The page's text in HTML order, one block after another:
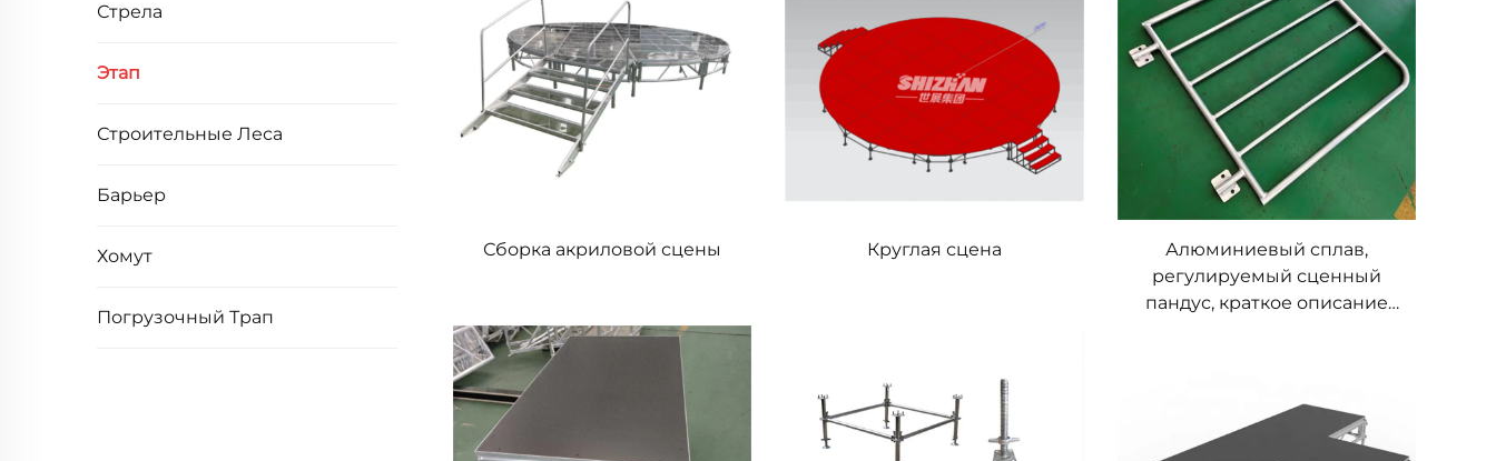
Стрела
Этап
Строительные Леса
Барьер
Хомут
Погрузочный Трап
Сборка акриловой сцены Круглая сцена
Алюминиевый сплав,
регулируемый сценный
пандус, краткое описание